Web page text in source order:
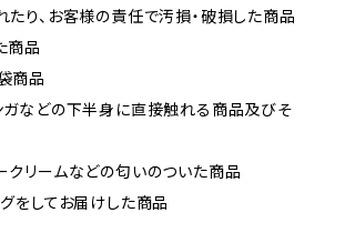
たり、お客様の責任で汚損・破損した商品
商品
商品
ガなどの下半身に直接触れる商品及びそ
クリームなどの匂いのついた商品
グをしてお届けした商品